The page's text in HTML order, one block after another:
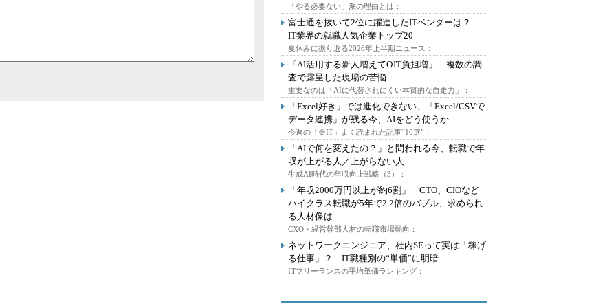
「やる必要ない」派の理由とは：
富士通を抜いて2位に躍進したITベンダーは？
IT業界の就職人気企業トップ20
夏休みに振り返る2026年上半期ニュース：
「AI活用する新人増えてOJT負担増」 複数の調
査で露呈した現場の苦悩
重要なのは「AIに代替されにくい本質的な自走力」：
「Excel好き」では進化できない、「Excel/CSVで
データ連携」が残る今、AIをどう使うか
今週の「＠IT」よく読まれた記事“10選”：
「AIで何を変えたの？」と問われる今、転職で年
収が上がる人／上がらない人
生成AI時代の年収向上戦略（3）：
「年収2000万円以上が約6割」 CTO、CIOなど
ハイクラス転職が5年で2.2倍のバブル、求められ
る人材像は
CXO・経営幹部人材の転職市場動向：
ネットワークエンジニア、社内SEって実は「稼げ
る仕事」？ IT職種別の“単価”に明暗
ITフリーランスの平均単価ランキング：